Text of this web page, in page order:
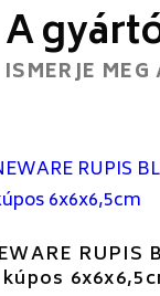
A
ISMERJE
RUPIS